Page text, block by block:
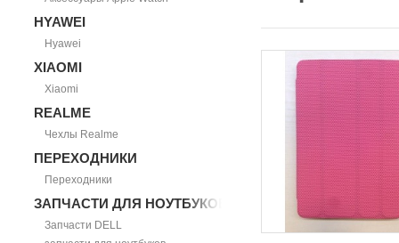
HYAWEI
Hyawei
XIAOMI
Xiaomi
REALME
Чехлы Realme
ПЕРЕХОДНИКИ
Переходники
ЗАПЧАСТИ ДЛЯ НОУТБУКОВ
Запчасти DELL